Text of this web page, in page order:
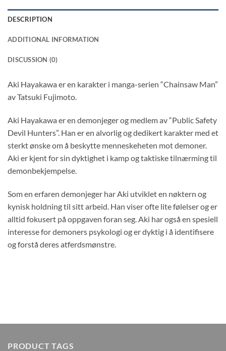
DESCRIPTION
ADDITIONAL INFORMATION
DISCUSSION (0)
Aki Hayakawa er en karakter i manga-serien “Chainsaw Man”
av Tatsuki Fujimoto.
Aki Hayakawa er en demonjeger og medlem av “Public Safety
Devil Hunters”. Han er en alvorlig og dedikert karakter med et
sterkt ønske om å beskytte menneskeheten mot demoner.
Aki er kjent for sin dyktighet i kamp og taktiske tilnærming til
demonbekjempelse.
Som en erfaren demonjeger har Aki utviklet en nøktern og
kynisk holdning til sitt arbeid. Han viser ofte lite følelser og er
alltid fokusert på oppgaven foran seg. Aki har også en spesiell
interesse for demoners psykologi og er dyktig i å identifisere
og forstå deres atferdsmønstre.
PRODUCT TAGS